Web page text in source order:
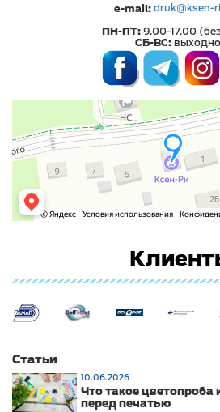
e-mail: druk@ksen-
ПН-ПТ:9.00-17.00
СБ-ВС:
Статьи
10.06.2026
Что такое цветопроба
перед печатью